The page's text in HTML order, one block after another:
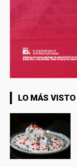
LO MÁS VISTO